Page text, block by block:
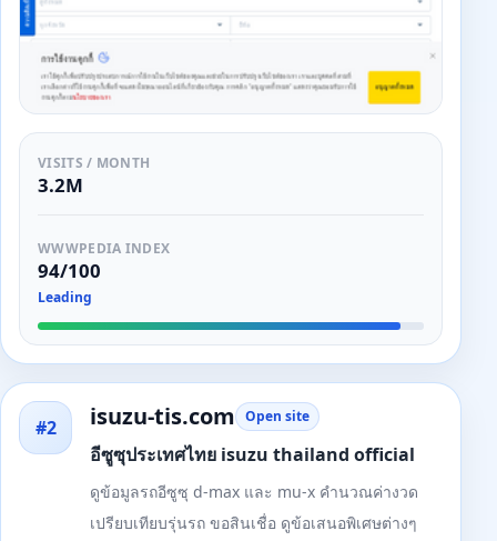
VISITS / MONTH
3.2M
WWWPEDIA INDEX
94/100
Leading
#2 isuzu-tis.com Open site
อีซูซุประเทศไทย isuzu thailand official
ดูข้อมูลรถอีซูซุ d-max และ mu-x คำนวณค่างวด
เปรียบเทียบรุ่นรถ ขอสินเชื่อ ดูข้อเสนอพิเศษต่างๆ